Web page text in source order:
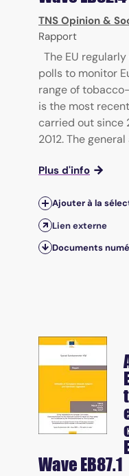
TNS Opinion &
Rapport
The EU
polls to monitor
range of
is the most
carried out since
2012. The general
Plus d'info
Ajouter à la
Lien externe
Documents
Wave EB87.1